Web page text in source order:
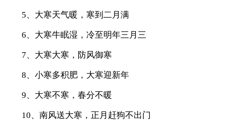
5、大寒天气暖，寒到二月满
6、大寒牛眠湿，冷至明年三月三
7、大寒大寒，防风御寒
8、小寒多积肥，大寒迎新年
9、大寒不寒，春分不暖
10、南风送大寒，正月赶狗不出门